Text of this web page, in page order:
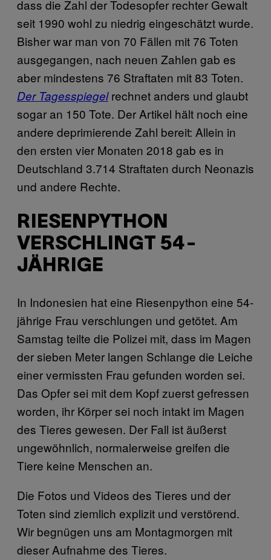
dass die Zahl der Todesopfer rechter Gewalt
seit 1990 wohl zu niedrig eingeschätzt wurde.
Bisher war man von 70 Fällen mit 76 Toten
ausgegangen, nach neuen Zahlen gab es
aber mindestens 76 Straftaten mit 83 Toten.
Der Tagesspiegelrechnet anders und glaubt
sogar an 150 Tote. Der Artikel hält noch eine
andere deprimierende Zahl bereit: Allein in
den ersten vier Monaten 2018 gab es in
Deutschland 3.714 Straftaten durch Neonazis
und andere Rechte.
RIESENPYTHON
VERSCHLINGT 54-
JÄHRIGE
In Indonesien hat eine Riesenpython eine 54-
jährige Frau verschlungen und getötet. Am
Samstag teilte die Polizei mit, dass im Magen
der sieben Meter langen Schlange die Leiche
einer vermissten Frau gefunden worden sei.
Das Opfer sei mit dem Kopf zuerst gefressen
worden, ihr Körper sei noch intakt im Magen
des Tieres gewesen. Der Fall ist äußerst
ungewöhnlich, normalerweise greifen die
Tiere keine Menschen an.
Die Fotos und Videos des Tieres und der
Toten sind ziemlich explizit und verstörend.
Wir begnügen uns am Montagmorgen mit
dieser Aufnahme des Tieres.